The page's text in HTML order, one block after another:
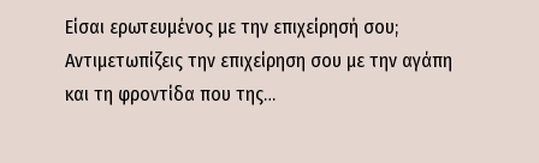
Είσαι ερωτευμένος με την επιχείρησή σου;
Αντιμετωπίζεις την επιχείρηση σου με την αγάπη
και τη φροντίδα που της…